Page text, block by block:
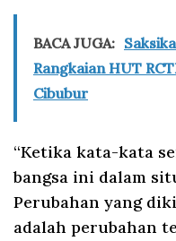
BACA JUGA:
Rangkaian HUT
Cibubur
“Ketika kata-kata
bangsa ini dalam
Perubahan yang
adalah perubahan